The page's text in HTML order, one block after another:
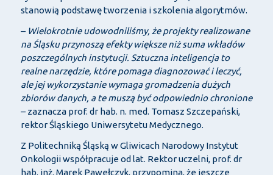
stanowią podstawę tworzenia i szkolenia algorytmów.
– Wielokrotnie udowodniliśmy, że projekty realizowane
na Śląsku przynoszą efekty większe niż suma wkładów
poszczególnych instytucji. Sztuczna inteligencja to
realne narzędzie, które pomaga diagnozować i leczyć,
ale jej wykorzystanie wymaga gromadzenia dużych
zbiorów danych, a te muszą być odpowiednio chronione
– zaznacza prof. dr hab. n. med. Tomasz Szczepański,
rektor Śląskiego Uniwersytetu Medycznego.
Z Politechniką Śląską w Gliwicach Narodowy Instytut
Onkologii współpracuje od lat. Rektor uczelni, prof. dr
hab. inż. Marek Pawełczyk, przypomina, że jeszcze